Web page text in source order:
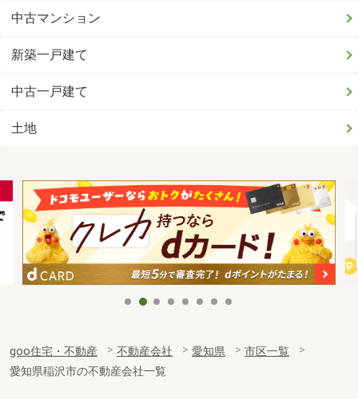
中古マンション
新築一戸建て
中古一戸建て
土地
goo住宅・不動産 不動産会社 愛知県
市区一覧
愛知県稲沢市の不動産会社一覧